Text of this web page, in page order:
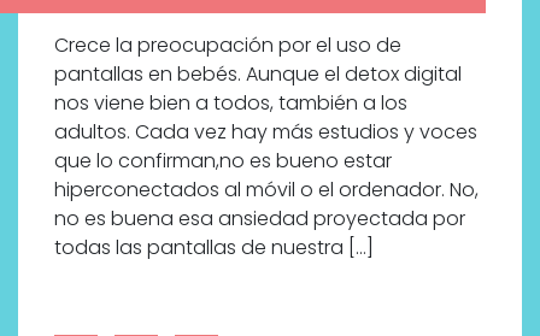
Crece la preocupación por el uso de
pantallas en bebés. Aunque el detox digital
nos viene bien a todos, también a los
adultos. Cada vez hay más estudios y voces
que lo confirman,no es bueno estar
hiperconectados al móvil o el ordenador. No,
no es buena esa ansiedad proyectada por
todas las pantallas de nuestra […]